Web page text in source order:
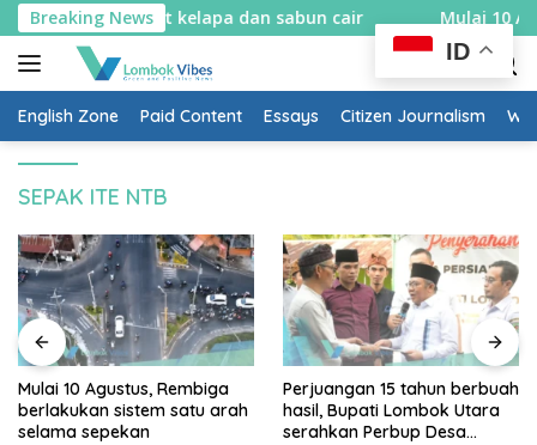
Skip
to
content
Breaking News
sabut kelapa dan sabun cair Mulai 10 Agustus,
English Zone Paid Content Essays Citizen Journalism
SEPAK ITE NTB
Mulai 10 Agustus, Rembiga
berlakukan sistem satu arah
selama sepekan
Perjuangan 15 tahun berbuah
hasil, Bupati Lombok Utara
serahkan Perbup Desa
ID